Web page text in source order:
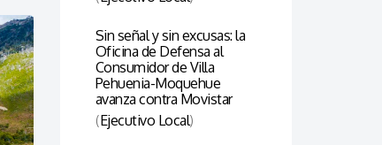
Sin señal y sin excusas: la
Oficina de Defensa al
Consumidor de Villa
Pehuenia-Moquehue
avanza contra Movistar
(Ejecutivo Local)